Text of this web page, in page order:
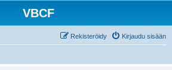
VBCF
Kirjaudu sisään
Rekisteröidy